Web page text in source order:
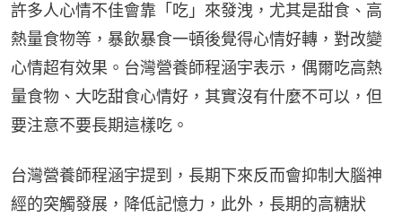
許多人心情不佳會靠「吃」來發洩，尤其是甜食、高
熱量食物等，暴飲暴食一頓後覺得心情好轉，對改變
心情超有效果。台灣營養師程涵宇表示，偶爾吃高熱
量食物、大吃甜食心情好，其實沒有什麼不可以，但
要注意不要長期這樣吃。
台灣營養師程涵宇提到，長期下來反而會抑制大腦神
經的突觸發展，降低記憶力，此外，長期的高糖狀